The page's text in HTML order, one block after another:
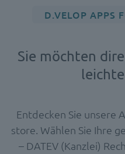
D.VELOP APPS
Sie möchten
Entdecken Sie unsere
store. Wählen Sie Ihre
– DATEV (Kanzlei)